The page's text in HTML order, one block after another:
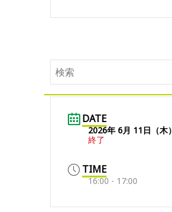
DATE
2026年 6月 11日（木）
終了
TIME
16:00 - 17:00